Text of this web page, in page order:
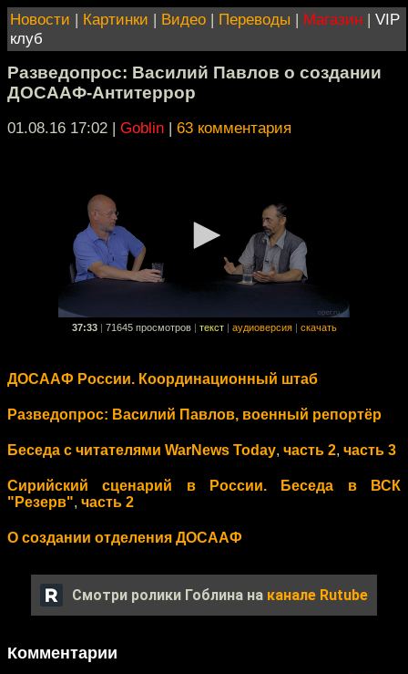
Новости | Картинки | Видео | Переводы | Магазин | VIP
клуб
Разведопрос: Василий Павлов о создании
ДОСААФ-Антитеррор
01.08.16 17:02 | Goblin | 63 комментария
37:33 71645 просмотров текст аудиоверсия скачать
ДОСААФ России. Координационный штаб
Разведопрос: Василий Павлов, военный репортёр
Беседа с читателями WarNews Today, часть 2, часть 3
Сирийский сценарий в России. Беседа в ВСК
"Резерв", часть 2
О создании отделения ДОСААФ
Смотри ролики Гоблина на канале Rutube
Комментарии